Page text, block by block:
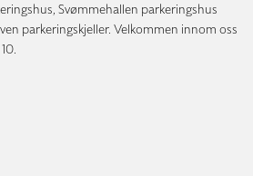
Svømmehallen parkeringshus
parkeringskjeller. Velkommen innom oss